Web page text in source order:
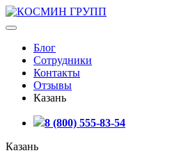
Блог
Сотрудники
Контакты
Отзывы
Казань
8 (800) 555-83-54
Казань